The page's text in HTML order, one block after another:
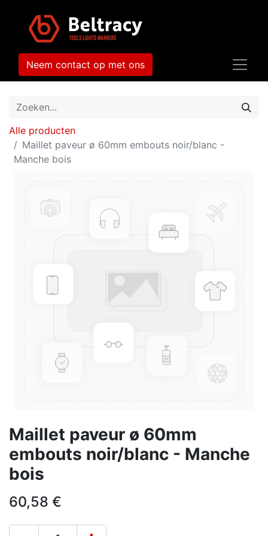
Neem contact op met ons
Alle producten
Maillet paveur ø 60mm embouts noir/blanc -
Manche bois
Maillet paveur ø 60mm
embouts noir/blanc - Manche
bois
60,58 €